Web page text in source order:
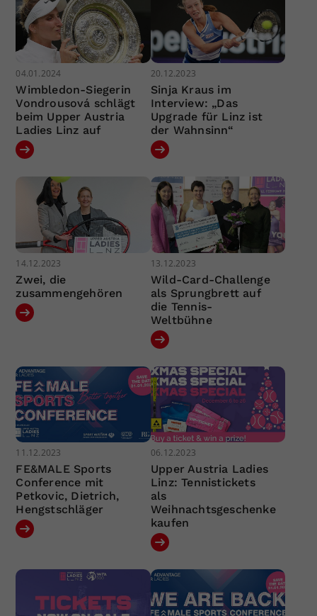
04.01.2024
Wimbledon-Siegerin
Vondrousová schlägt
beim Upper Austria
Ladies Linz auf
20.12.2023
Sinja Kraus im
Interview: „Das
Upgrade für Linz ist
der Wahnsinn“
14.12.2023
Zwei, die
zusammengehören
13.12.2023
Wild-Card-Challenge
als Sprungbrett auf
die Tennis-
Weltbühne
11.12.2023
FE&MALE Sports
Conference mit
Petkovic, Dietrich,
Hengstschläger
06.12.2023
Upper Austria Ladies
Linz: Tennistickets
als
Weihnachtsgeschenke
kaufen